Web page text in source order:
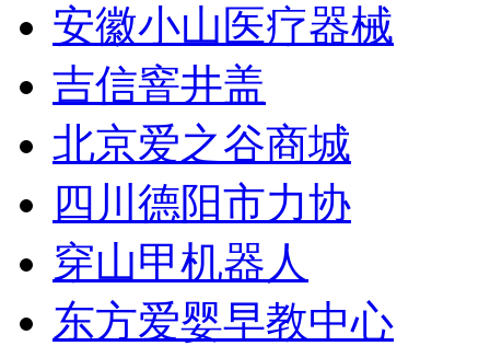
安徽小山医疗器械
吉信窨井盖
北京爱之谷商城
四川德阳市力协
穿山甲机器人
东方爱婴早教中心